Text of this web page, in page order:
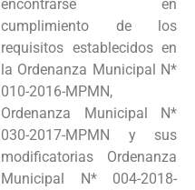
encontrarse en
cumplimiento de los
requisitos establecidos en
la Ordenanza Municipal N*
010-2016-MPMN,
Ordenanza Municipal N*
030-2017-MPMN y sus
modificatorias Ordenanza
Municipal N* 004-2018-